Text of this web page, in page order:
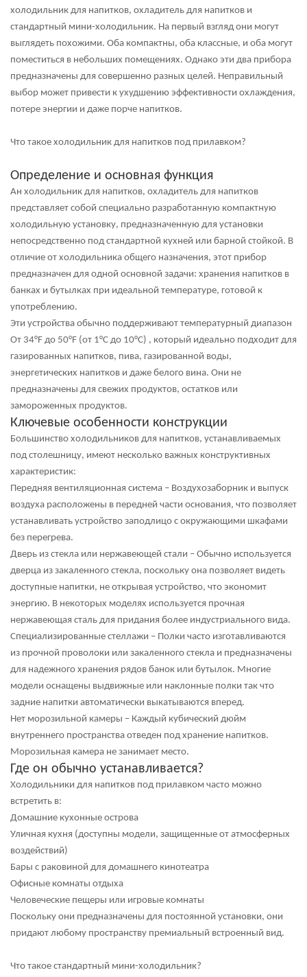
холодильник для напитков, охладитель для напитков и
стандартный мини-холодильник. На первый взгляд они могут
выглядеть похожими. Оба компактны, оба классные, и оба могут
поместиться в небольших помещениях. Однако эти два прибора
предназначены для совершенно разных целей. Неправильный
выбор может привести к ухудшению эффективности охлаждения,
потере энергии и даже порче напитков.
Что такое холодильник для напитков под прилавком?
Определение и основная функция
Ан холодильник для напитков, охладитель для напитков
представляет собой специально разработанную компактную
холодильную установку, предназначенную для установки
непосредственно под стандартной кухней или барной стойкой. В
отличие от холодильника общего назначения, этот прибор
предназначен для одной основной задачи: хранения напитков в
банках и бутылках при идеальной температуре, готовой к
употреблению.
Эти устройства обычно поддерживают температурный диапазон
От 34°F до 50°F (от 1°C до 10°C) , который идеально подходит для
газированных напитков, пива, газированной воды,
энергетических напитков и даже белого вина. Они не
предназначены для свежих продуктов, остатков или
замороженных продуктов.
Ключевые особенности конструкции
Большинство холодильников для напитков, устанавливаемых
под столешницу, имеют несколько важных конструктивных
характеристик:
Передняя вентиляционная система – Воздухозаборник и выпуск
воздуха расположены в передней части основания, что позволяет
устанавливать устройство заподлицо с окружающими шкафами
без перегрева.
Дверь из стекла или нержавеющей стали – Обычно используется
дверца из закаленного стекла, поскольку она позволяет видеть
доступные напитки, не открывая устройство, что экономит
энергию. В некоторых моделях используется прочная
нержавеющая сталь для придания более индустриального вида.
Специализированные стеллажи – Полки часто изготавливаются
из прочной проволоки или закаленного стекла и предназначены
для надежного хранения рядов банок или бутылок. Многие
модели оснащены выдвижные или наклонные полки так что
задние напитки автоматически выкатываются вперед.
Нет морозильной камеры – Каждый кубический дюйм
внутреннего пространства отведен под хранение напитков.
Морозильная камера не занимает место.
Где он обычно устанавливается?
Холодильники для напитков под прилавком часто можно
встретить в:
Домашние кухонные острова
Уличная кухня (доступны модели, защищенные от атмосферных
воздействий)
Бары с раковиной для домашнего кинотеатра
Офисные комнаты отдыха
Человеческие пещеры или игровые комнаты
Поскольку они предназначены для постоянной установки, они
придают любому пространству премиальный встроенный вид.
Что такое стандартный мини-холодильник?